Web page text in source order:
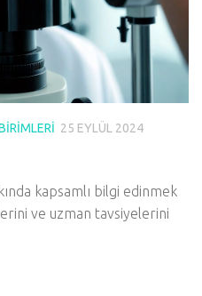
25 EYLÜL 2024
kapsamlı bilgi edinmek
ve uzman tavsiyelerini